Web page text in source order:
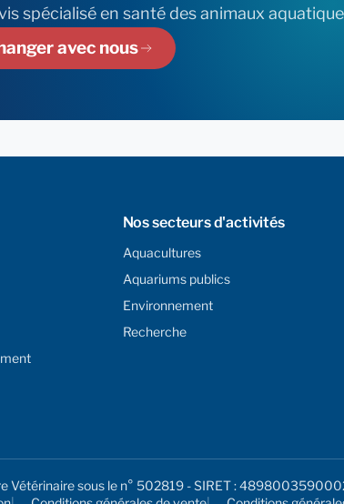
spécialisé en santé des animaux
avec nous
Nos secteurs d'activités
Aquacultures
Aquariums publics
Environnement
Recherche
Vétérinaire sous le n° 502819 - SIRET :